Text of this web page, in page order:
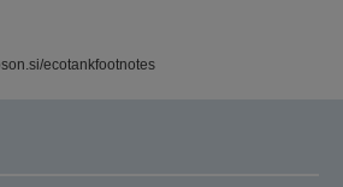
ecotankfootnotes